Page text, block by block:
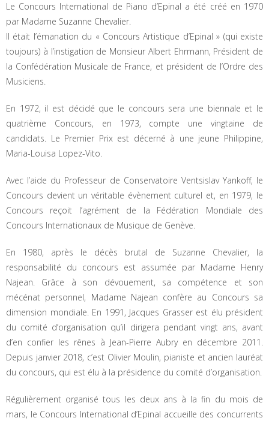
Le Concours International de Piano d’Epinal a été créé en 1970
par Madame Suzanne Chevalier.
Il était l’émanation du « Concours Artistique d’Epinal » (qui existe
toujours) à l’instigation de Monsieur Albert Ehrmann, Président de
la Confédération Musicale de France, et président de l’Ordre des
Musiciens.
En 1972, il est décidé que le concours sera une biennale et le
quatrième Concours, en 1973, compte une vingtaine de
candidats. Le Premier Prix est décerné à une jeune Philippine,
Maria-Louisa Lopez-Vito.
Avec l’aide du Professeur de Conservatoire Ventsislav Yankoff, le
Concours devient un véritable évènement culturel et, en 1979, le
Concours reçoit l’agrément de la Fédération Mondiale des
Concours Internationaux de Musique de Genève.
En 1980, après le décès brutal de Suzanne Chevalier, la
responsabilité du concours est assumée par Madame Henry
Najean. Grâce à son dévouement, sa compétence et son
mécénat personnel, Madame Najean confère au Concours sa
dimension mondiale. En 1991, Jacques Grasser est élu président
du comité d’organisation qu’il dirigera pendant vingt ans, avant
d’en confier les rênes à Jean-Pierre Aubry en décembre 2011.
Depuis janvier 2018, c’est Olivier Moulin, pianiste et ancien lauréat
du concours, qui est élu à la présidence du comité d’organisation.
Régulièrement organisé tous les deux ans à la fin du mois de
mars, le Concours International d’Epinal accueille des concurrents